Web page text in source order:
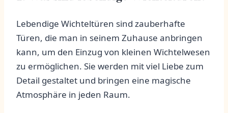
Lebendige Wichteltüren sind zauberhafte‍
Türen, die ⁣man in ‍seinem Zuhause anbringen
kann, um den Einzug von kleinen‍ Wichtelwesen⁣
zu‌ ermöglichen. Sie werden ⁢mit viel Liebe zum
⁤Detail gestaltet und⁤ bringen eine ‍magische‌
Atmosphäre in jeden Raum.